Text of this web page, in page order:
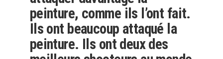
peinture, comme ils l’ont fait.
Ils ont beaucoup attaqué la
peinture. Ils ont deux des